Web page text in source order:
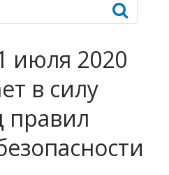
июля 2020
в силу
правил